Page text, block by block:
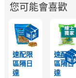
您可能會喜歡
速配限
區隔日
達
速配限
區隔日
達